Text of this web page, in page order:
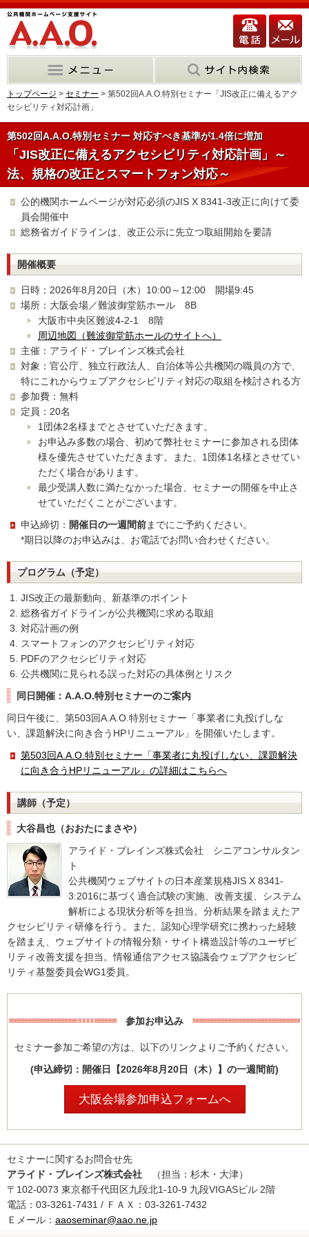
トップページ > セミナー > 第502回A.A.O.特別セミナー「JIS改正に備えるアク
セシビリティ対応計画」
第502回A.A.O.特別セミナー 対応すべき基準が1.4倍に増加
「JIS改正に備えるアクセシビリティ対応計画」～
法、規格の改正とスマートフォン対応～
公的機関ホームページが対応必須のJIS X 8341-3改正に向けて委
員会開催中
総務省ガイドラインは、改正公示に先立つ取組開始を要請
開催概要
日時：2026年8月20日（木）10:00～12:00 開場9:45
場所：大阪会場／難波御堂筋ホール 8B
大阪市中央区難波4-2-1 8階
周辺地図（難波御堂筋ホールのサイトへ）
主催：アライド・ブレインズ株式会社
対象：官公庁、独立行政法人、自治体等公共機関の職員の方で、
特にこれからウェブアクセシビリティ対応の取組を検討される方
参加費：無料
定員：20名
1団体2名様までとさせていただきます。
お申込み多数の場合、初めて弊社セミナーに参加される団体
様を優先させていただきます。また、1団体1名様とさせてい
ただく場合があります。
最少受講人数に満たなかった場合、セミナーの開催を中止さ
せていただくことがございます。
申込締切： 開催日の一週間前までにご予約ください。
*期日以降のお申込みは、お電話でお問い合わせください。
プログラム（予定）
JIS改正の最新動向、新基準のポイント
総務省ガイドラインが公共機関に求める取組
対応計画の例
スマートフォンのアクセシビリティ対応
PDFのアクセシビリティ対応
公共機関に見られる誤った対応の具体例とリスク
同日開催：A.A.O.特別セミナーのご案内
同日午後に、第503回A.A.O.特別セミナー「事業者に丸投げしな
い、課題解決に向き合うHPリニューアル」を開催いたします。
第503回A.A.O.特別セミナー「事業者に丸投げしない、課題解決
に向き合うHPリニューアル」の詳細はこちらへ
講師（予定）
大谷昌也（おおたにまさや）
アライド・ブレインズ株式会社 シニアコンサルタン
ト
公共機関ウェブサイトの日本産業規格JIS X 8341-
3:2016に基づく適合試験の実施、改善支援、システム
解析による現状分析等を担当。分析結果を踏まえたア
クセシビリティ研修を行う。また、認知心理学研究に携わった経験
を踏まえ、ウェブサイトの情報分類・サイト構造設計等のユーザビ
リティ改善支援を担当。情報通信アクセス協議会ウェブアクセシビ
リティ基盤委員会WG1委員。
参加お申込み
セミナー参加ご希望の方は、以下のリンクよりご予約ください。
(申込締切：開催日【2026年8月20日（木）】の一週間前)
大阪会場参加申込フォームへ
セミナーに関するお問合せ先
アライド・ブレインズ株式会社 （担当：杉木・大津）
〒102-0073 東京都千代田区九段北1-10-9 九段VIGASビル 2階
電話：03-3261-7431 / ＦＡＸ：03-3261-7432
Ｅメール： aaoseminar@aao.ne.jp